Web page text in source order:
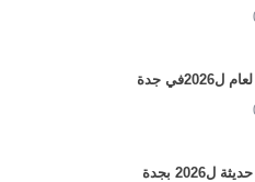
جدة
بجدة